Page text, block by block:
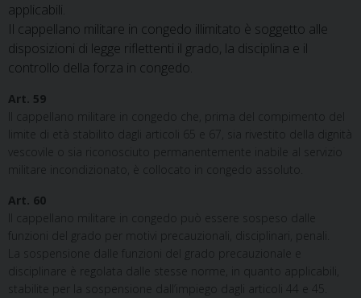
applicabili.
Il cappellano militare in congedo illimitato è soggetto alle
disposizioni di legge riflettenti il grado, la disciplina e il
controllo della forza in congedo.
Art. 59
Il cappellano militare in congedo che, prima del compimento del
limite di età stabilito dagli articoli 65 e 67, sia rivestito della dignità
vescovile o sia riconosciuto permanentemente inabile al servizio
militare incondizionato, è collocato in congedo assoluto.
Art. 60
Il cappellano militare in congedo può essere sospeso dalle
funzioni del grado per motivi precauzionali, disciplinari, penali.
La sospensione dalle funzioni del grado precauzionale e
disciplinare è regolata dalle stesse norme, in quanto applicabili,
stabilite per la sospensione dall’impiego dagli articoli 44 e 45.